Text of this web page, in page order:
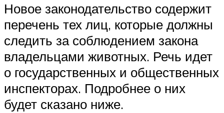
Новое законодательство содержит
перечень тех лиц, которые должны
следить за соблюдением закона
владельцами животных. Речь идет
о государственных и общественных
инспекторах. Подробнее о них
будет сказано ниже.